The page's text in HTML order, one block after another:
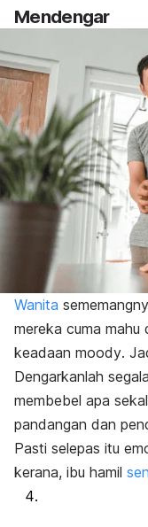
Mendengar
Wanita
mereka cuma mahu
keadaan moody.
Dengarkanlah
membebel apa
pandangan dan
Pasti selepas itu
kerana, ibu hamil